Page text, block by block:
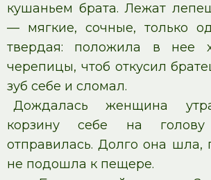
кушаньем брата. Лежат
— мягкие, сочные, только
твердая: положила в нее
черепицы, чтоб откусил
зуб себе и сломал.
Дождалась женщина
корзину себе на
отправилась. Долго она шла,
не подошла к пещере.